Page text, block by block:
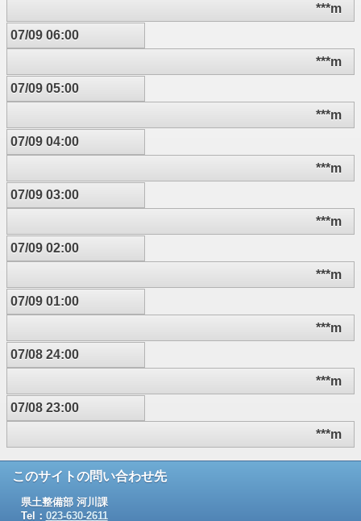
***m
07/09 06:00
***m
07/09 05:00
***m
07/09 04:00
***m
07/09 03:00
***m
07/09 02:00
***m
07/09 01:00
***m
07/08 24:00
***m
07/08 23:00
***m
このサイトの問い合わせ先
県土整備部 河川課
Tel： 023-630-2611